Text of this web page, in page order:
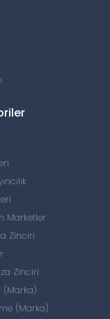
Marketler
Zinciri
Zinciri
(Marka)
(Marka)